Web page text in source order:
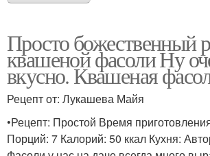
Просто божественный
квашеной фасоли Ну
вкусно. Квашеная
Рецепт от: Лукашева Майя
•Рецепт: Простой Время
Порций: 7 Калорий: 50 ккал Кухня: